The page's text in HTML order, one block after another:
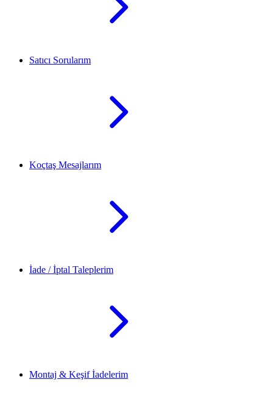
Satıcı Sorularım
Koçtaş Mesajlarım
İade / İptal Taleplerim
Montaj & Keşif İadelerim